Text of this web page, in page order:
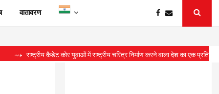
वातावरण
कैडेट कोर युवाओं में राष्ट्रीय चरित्र निर्माण करने वाला देश का एक प्रतिष्ठित संगठन : सीएम